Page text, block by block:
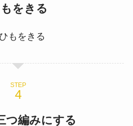
をきる
STEP
つ編みにする